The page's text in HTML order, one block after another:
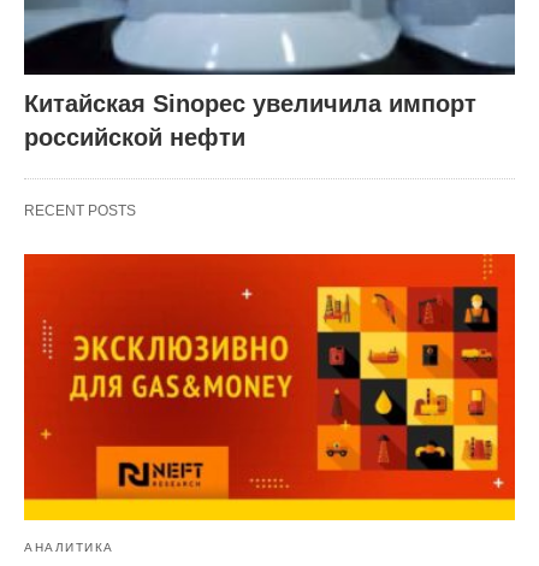
Китайская Sinopec увеличила импорт
российской нефти
RECENT POSTS
АНАЛИТИКА